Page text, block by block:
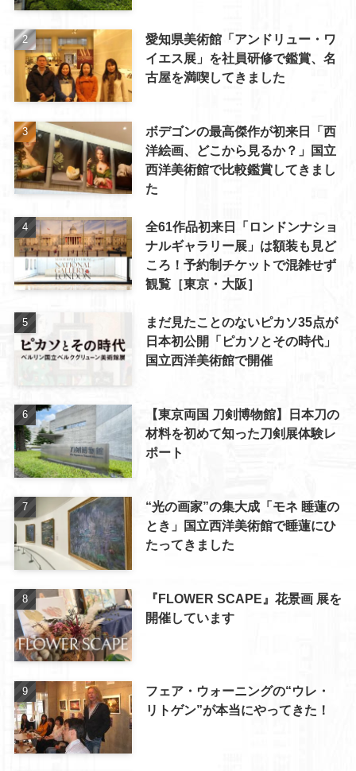
愛知県美術館「アンドリュー・ワ
イエス展」を社員研修で鑑賞、名
古屋を満喫してきました
ボデゴンの最高傑作が初来日「西
洋絵画、どこから見るか？」国立
西洋美術館で比較鑑賞してきまし
た
全61作品初来日「ロンドンナショ
ナルギャラリー展」は額装も見ど
ころ！予約制チケットで混雑せず
観覧［東京・大阪］
まだ見たことのないピカソ35点が
日本初公開「ピカソとその時代」
国立西洋美術館で開催
【東京両国 刀剣博物館】日本刀の
材料を初めて知った刀剣展体験レ
ポート
“光の画家”の集大成「モネ 睡蓮の
とき」国立西洋美術館で睡蓮にひ
たってきました
『FLOWER SCAPE』花景画 展を
開催しています
フェア・ウォーニングの“ウレ・
リトゲン”が本当にやってきた！